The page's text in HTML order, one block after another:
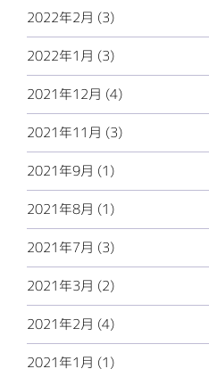
2022年2月 (3)
2022年1月 (3)
2021年12月 (4)
2021年11月 (3)
2021年9月 (1)
2021年8月 (1)
2021年7月 (3)
2021年3月 (2)
2021年2月 (4)
2021年1月 (1)